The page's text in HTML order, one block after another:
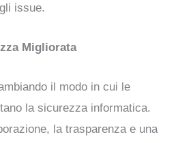
issue.
Migliorata
il modo in cui le
la sicurezza informatica.
la trasparenza e una